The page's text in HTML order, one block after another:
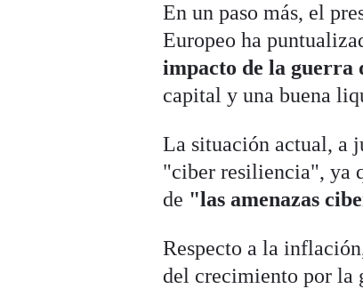
En un paso más, el
Europeo ha
impacto de la guerra
capital y una buena
La situación actual, a
"ciber resiliencia", ya
de "las amenazas
Respecto a la
del crecimiento por la